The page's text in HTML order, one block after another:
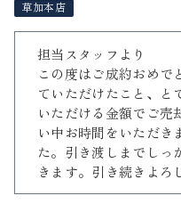
草加本店
担当スタッフより
この度はご成約おめで
ていただけたこと、と
いただける金額でご売
い中お時間をいただき
た。引き渡しまでしっ
きます。引き続きよろ